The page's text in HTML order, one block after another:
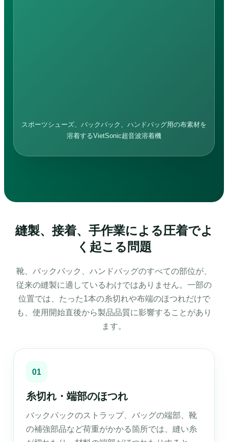
スポーツシューズ、バックパック、ハンドバッグ用の布素材を
溶着するVietSonic超音波溶着機
縫製、接着、手作業による圧着でよ
く起こる問題
靴、バックパック、ハンドバッグのすべての部位が、
従来の縫製に適しているわけではありません。一部の
位置では、たった1本の糸切れや布端のほつれだけで
も、使用開始直後から製品品質に影響することがあり
ます。
01
糸切れ・端部のほつれ
バックパックのストラップ、バッグの端部、靴
の補強部品など荷重がかかる箇所では、縫い糸